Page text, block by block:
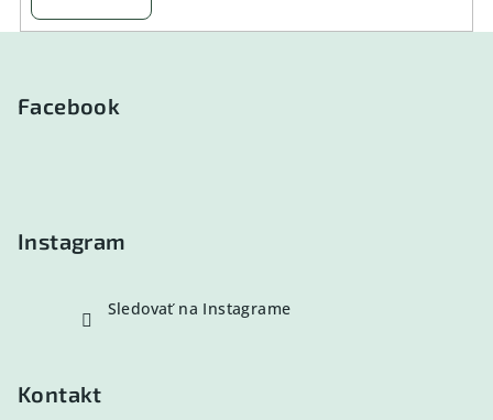
Facebook
Instagram
Sledovať na Instagrame
Kontakt